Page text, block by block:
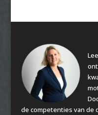
de competenties van de